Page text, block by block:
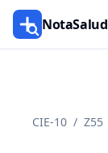
NotaSalud
CIE-10 / Z55